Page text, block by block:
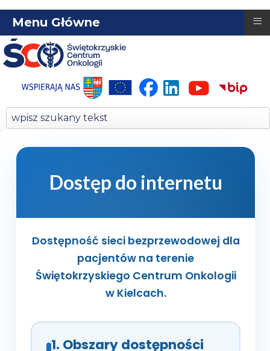
Menu Główne ≡
Dostęp do internetu
Dostępność sieci bezprzewodowej dla
pacjentów na terenie
Świętokrzyskiego Centrum Onkologii
w Kielcach.
1. Obszary dostępności